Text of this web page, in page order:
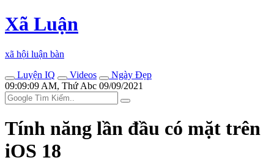
Xã Luận
xã hội luận bàn
Luyện IQ
Videos
Ngày Đẹp
09:09:09 AM, Thứ Abc 09/09/2021
Tính năng lần đầu có mặt trên
iOS 18